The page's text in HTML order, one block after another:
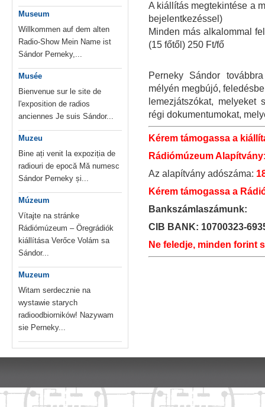
Museum
Willkommen auf dem alten
Radio-Show Mein Name ist
Sándor Perneky,...
Musée
Bienvenue sur le site de
l'exposition de radios
anciennes Je suis Sándor...
Muzeu
Bine ați venit la expoziția de
radiouri de epocă Mă numesc
Sándor Perneky și...
Múzeum
Vítajte na stránke
Rádiómúzeum – Öregrádiók
kiállítása Verőce Volám sa
Sándor...
Muzeum
Witam serdecznie na
wystawie starych
radioodbiorników! Nazywam
sie Perneky...
A kiállítás megtekintése a
bejelentkezéssel)
Minden más alkalommal
(15 főtől) 250 Ft/fő
Perneky Sándor
mélyén megbújó,
lemezjátszókat, melyeket
régi dokumentumokat,
Kérem támogassa a
Rádiómúzeum
Az alapítvány adószáma:
Kérem támogassa a
Bankszámlaszámunk:
CIB BANK: 10700323-
Ne feledje, minden forint